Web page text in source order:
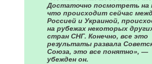
Достаточно посмотреть на
что происходит сейчас
Россией и Украиной,
на рубежах некоторых
стран СНГ. Конечно, все это
результаты развала
Союза, это все понятно», —
убежден он.